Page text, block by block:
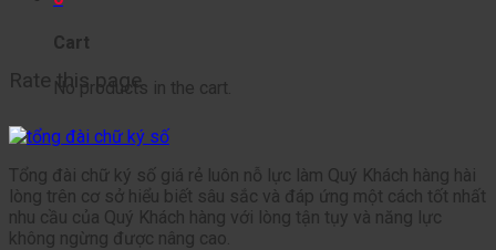
Cart
No products in the cart.
Rate this page
Tổng đài chữ ký số giá rẻ luôn nỗ lực làm Quý Khách hàng hài
lòng trên cơ sở hiểu biết sâu sắc và đáp ứng một cách tốt nhất
nhu cầu của Quý Khách hàng với lòng tận tụy và năng lực
không ngừng được nâng cao.